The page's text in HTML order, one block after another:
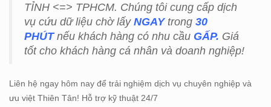
TỈNH <=> TPHCM. Chúng tôi cung cấp dịch
vụ cứu dữ liệu chờ lấy NGAYtrong 30
PHÚTnếu khách hàng có nhu cầu GẤP. Giá
tốt cho khách hàng cá nhân và doanh nghiệp!
Liên hệ ngay hôm nay để trải nghiệm dịch vụ chuyên nghiệp và
ưu việt Thiên Tân! Hỗ trợ kỹ thuật 24/7